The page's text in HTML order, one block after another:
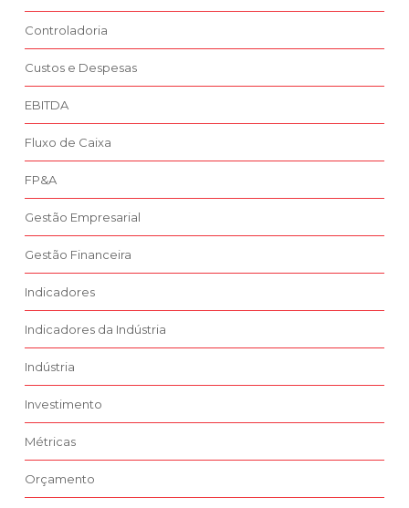
Controladoria
Custos e Despesas
EBITDA
Fluxo de Caixa
FP&A
Gestão Empresarial
Gestão Financeira
Indicadores
Indicadores da Indústria
Indústria
Investimento
Métricas
Orçamento